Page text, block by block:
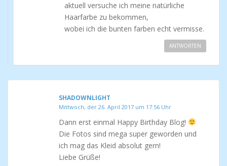
aktuell versuche ich meine natürliche
Haarfarbe zu bekommen,
wobei ich die bunten farben echt vermisse.
ANTWORTEN
SHADOWNLIGHT
Mittwoch, der 26. April 2017 um 17:56 Uhr
Dann erst einmal Happy Birthday Blog!
Die Fotos sind mega super geworden und
ich mag das Kleid absolut gern!
Liebe Grüße!